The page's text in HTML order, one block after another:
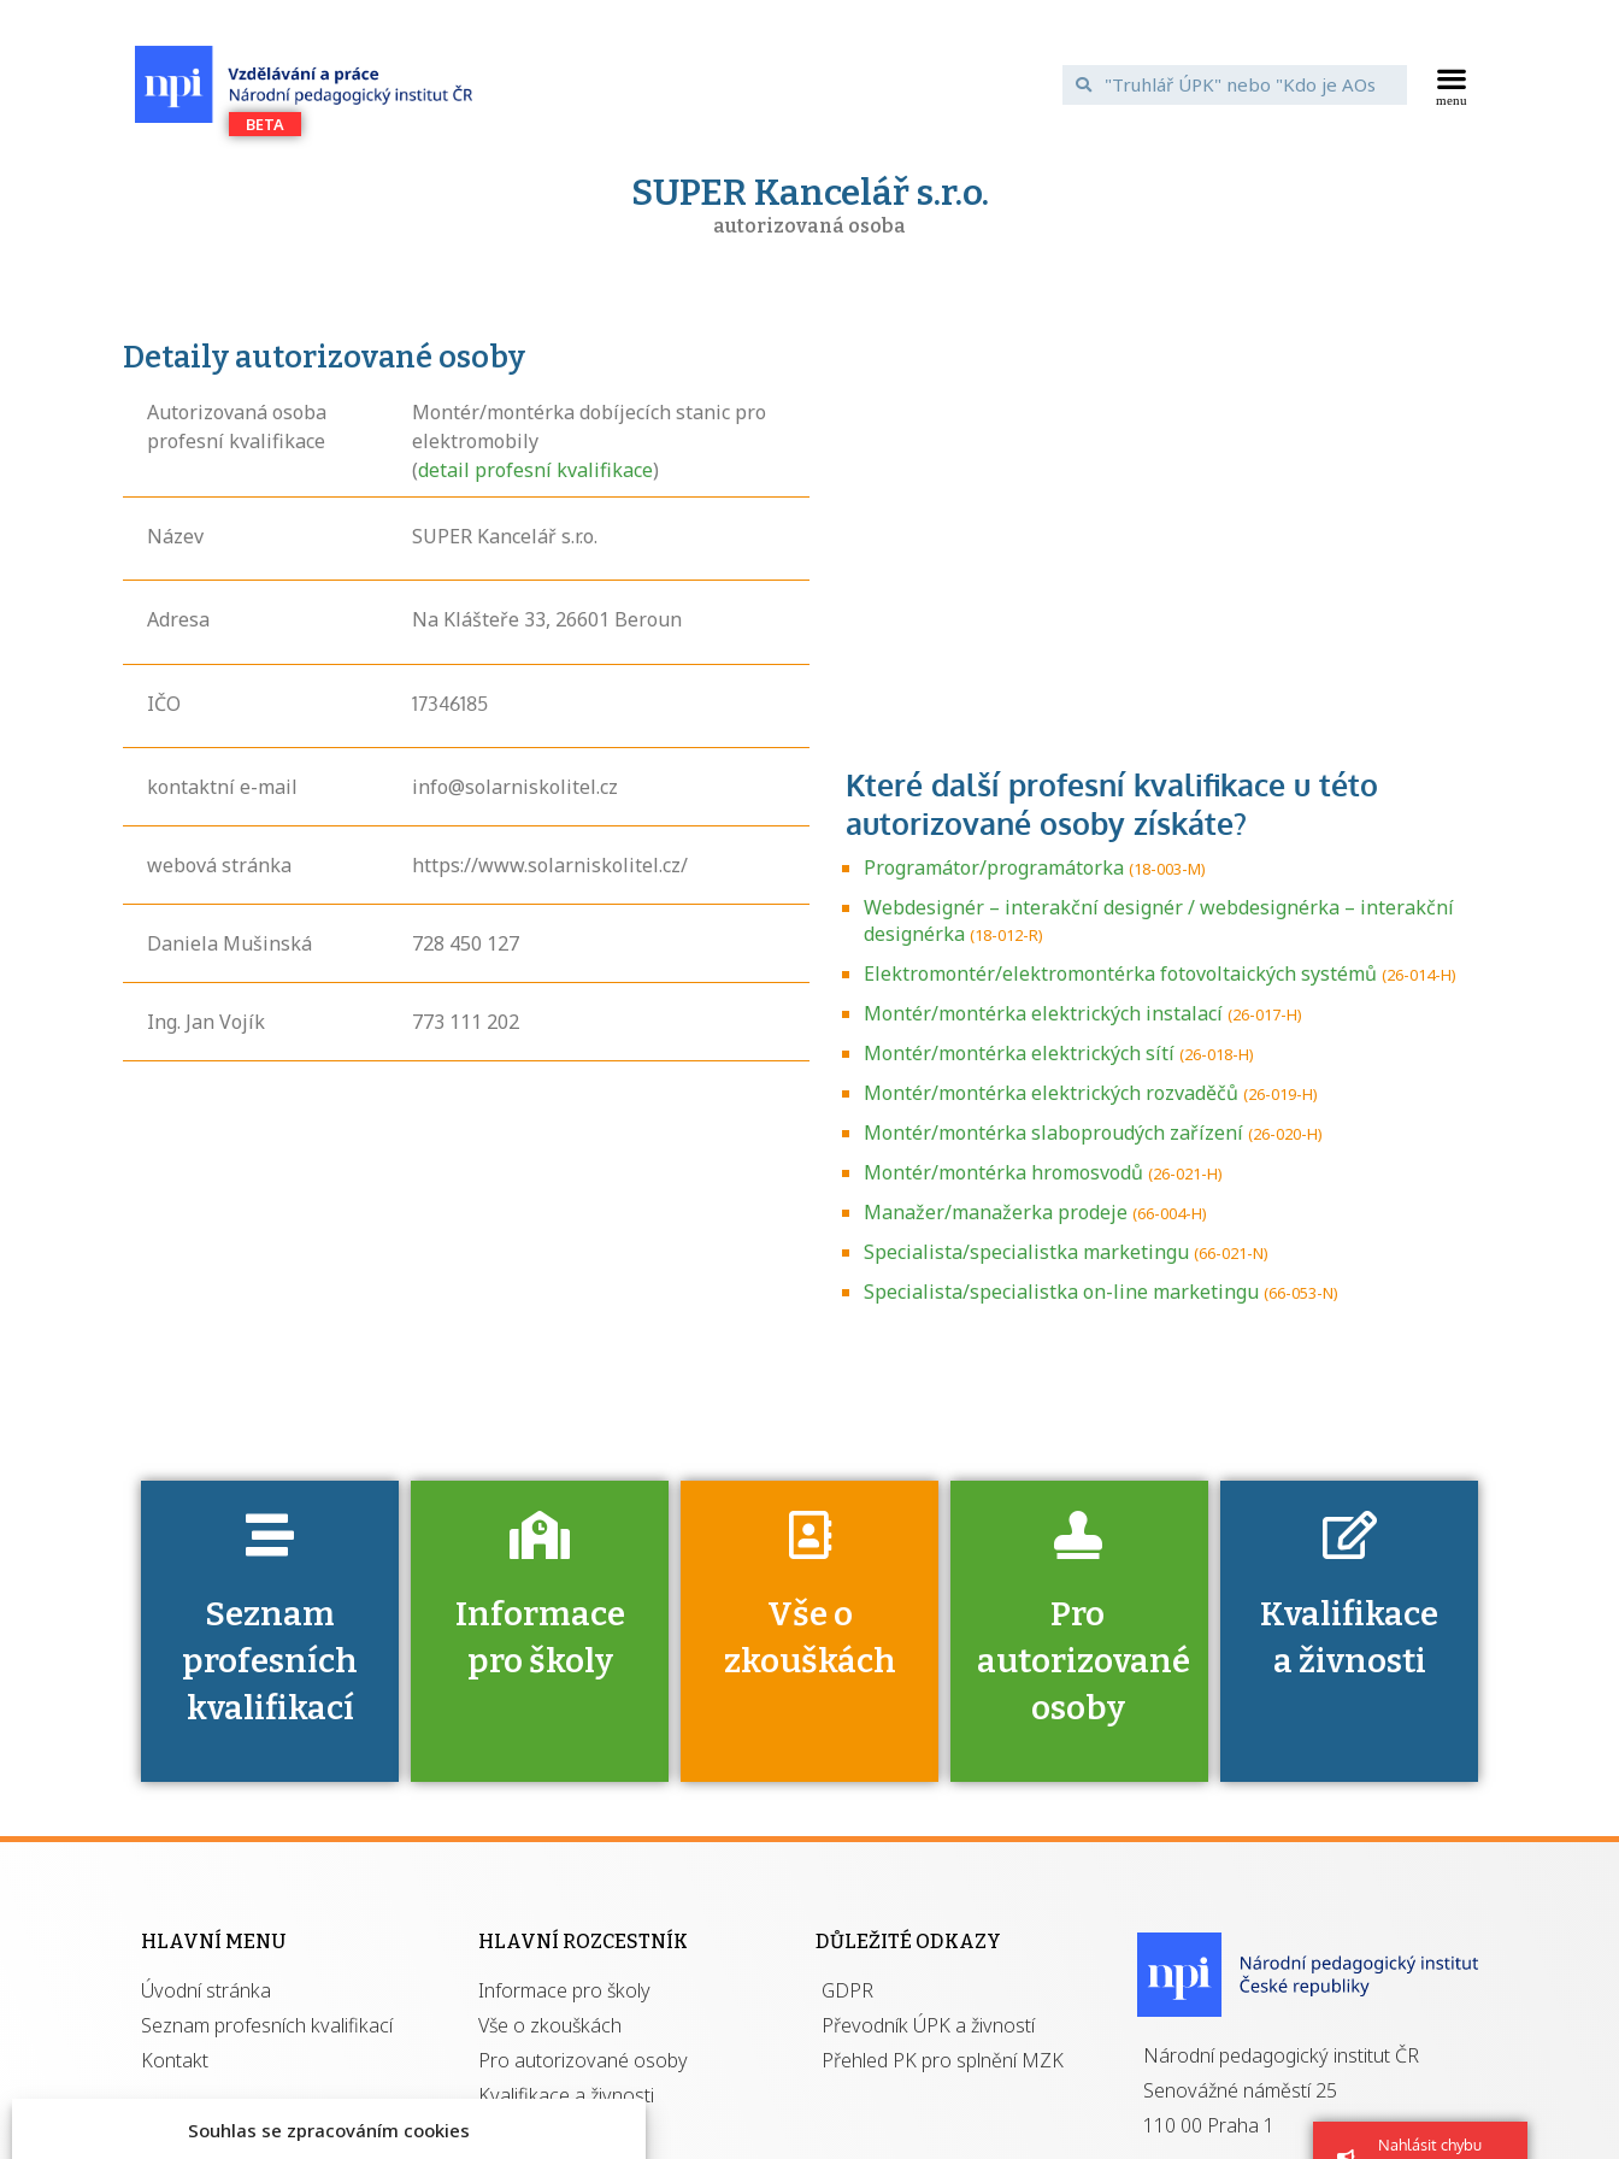
Souhlas se zpracováním cookies
Nahlásit chybu
SUPER Kancelář s.r.o.
autorizovaná osoba
Detaily autorizované osoby
Autorizovaná osoba
profesní kvalifikace
Montér/montérka dobíjecích stanic pro
elektromobily
(detail profesní kvalifikace)
Název SUPER Kancelář s.r.o.
Adresa Na Klášteře 33, 26601 Beroun
IČO 17346185
kontaktní e-mail info@solarniskolitel.cz
webová stránka https://www.solarniskolitel.cz/
Daniela Mušinská 728 450 127
Ing. Jan Vojík 773 111 202
Programátor/programátorka (18-003-M)
Webdesignér – interakční designér / webdesignérka – interakční
designérka (18-012-R)
Elektromontér/elektromontérka fotovoltaických systémů (26-014-H)
Montér/montérka elektrických instalací (26-017-H)
Montér/montérka elektrických sítí (26-018-H)
Montér/montérka elektrických rozvaděčů (26-019-H)
Montér/montérka slaboproudých zařízení (26-020-H)
Montér/montérka hromosvodů (26-021-H)
Manažer/manažerka prodeje (66-004-H)
Specialista/specialistka marketingu (66-021-N)
Specialista/specialistka on-line marketingu (66-053-N)
Seznam
profesních
kvalifikací
Informace
pro školy
Víte, že jako škola
kvalifikací jisté
získávání
autorizací?
Vše o
zkouškách
Zjistěte, jak se
přihlásit ke
Pro
autorizované
osoby
výhody má získání
Kvalifikace
a živnosti
určitá kvalifikace.
HLAVNÍ MENU
Úvodní stránka
Seznam profesních kvalifikací
Kontakt
HLAVNÍ ROZCESTNÍK
Informace pro školy
Vše o zkouškách
Pro autorizované osoby
Kvalifikace a živnosti
DŮLEŽITÉ ODKAZY
GDPR
Převodník ÚPK a živností
Přehled PK pro splnění MZK
Národní pedagogický institut ČR
Senovážné náměstí 25
110 00 Praha 1